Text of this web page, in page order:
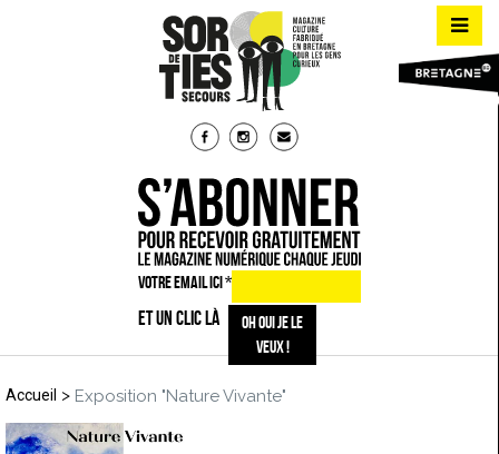
VOTRE EMAIL ICI*
ET UN CLIC LÀ
Accueil > Exposition "Nature Vivante"